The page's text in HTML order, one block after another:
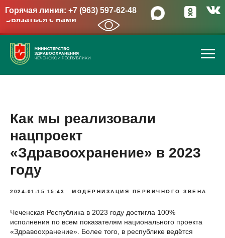
Горячая линия: +7 (963) 597-62-48
Связаться с нами
→
Как мы реализовали
нацпроект
«Здравоохранение» в 2023
году
2024-01-15 15:43 МОДЕРНИЗАЦИЯ ПЕРВИЧНОГО ЗВЕНА
Чеченская Республика в 2023 году достигла 100%
исполнения по всем показателям национального проекта
«Здравоохранение». Более того, в республике ведётся